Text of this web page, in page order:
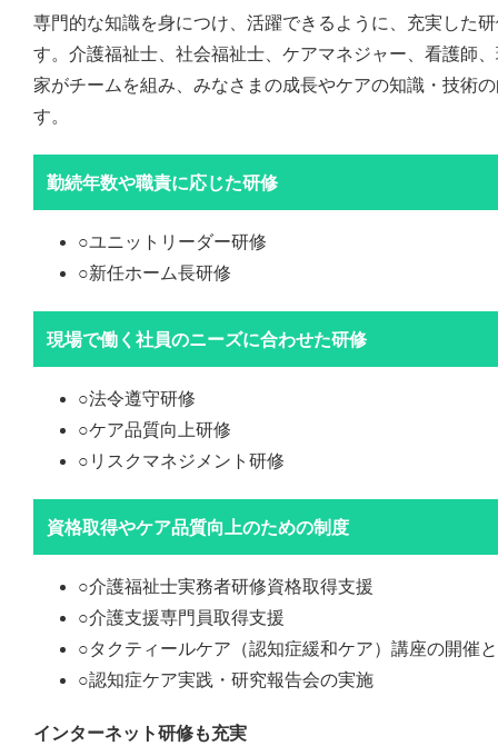
専門的な知識を身につけ、活躍できるように、充実した
す。介護福祉士、社会福祉士、ケアマネジャー、看護師
家がチームを組み、みなさまの成長やケアの知識・技術
す。
勤続年数や職責に応じた研修
○ユニットリーダー研修
○新任ホーム長研修
現場で働く社員のニーズに合わせた研修
○法令遵守研修
○ケア品質向上研修
○リスクマネジメント研修
資格取得やケア品質向上のための制度
○介護福祉士実務者研修資格取得支援
○介護支援専門員取得支援
○タクティールケア（認知症緩和ケア）講座の開催
○認知症ケア実践・研究報告会の実施
インターネット研修も充実